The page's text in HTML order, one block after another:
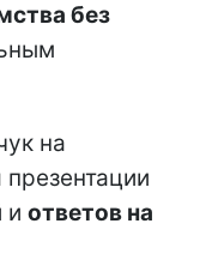
без
на
и ответов на